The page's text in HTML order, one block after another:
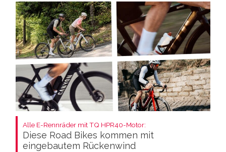
Alle E-Rennräder mit TQ HPR40-Motor:
Diese Road Bikes kommen mit
eingebautem Rückenwind